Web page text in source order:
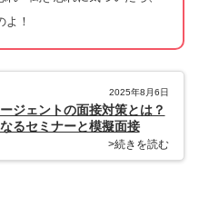
よ！
2025年8月6日
ジェントの面接対策とは？
るセミナーと模擬面接
>続きを読む